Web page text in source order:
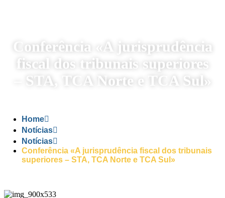
Conferência «A jurisprudência
fiscal dos tribunais superiores
– STA, TCA Norte e TCA Sul»
Home
Notícias
Notícias
Conferência «A jurisprudência fiscal dos tribunais
superiores – STA, TCA Norte e TCA Sul»